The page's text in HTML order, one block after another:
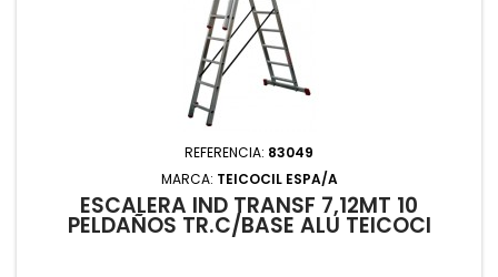
REFERENCIA: 83049
MARCA: TEICOCIL ESPA/A
ESCALERA IND TRANSF 7,12MT 10
PELDAÑOS TR.C/BASE ALU TEICOCI